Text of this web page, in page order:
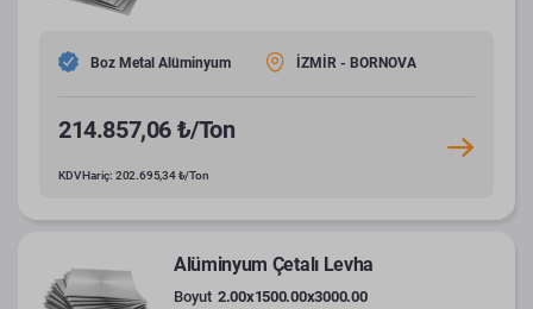
Boz Metal Alüminyum İZMİR - BORNOVA
214.857,06 ₺/Ton
KDV Hariç: 202.695,34 ₺/Ton
Alüminyum Çetalı Levha
Boyut 2.00x1500.00x3000.00